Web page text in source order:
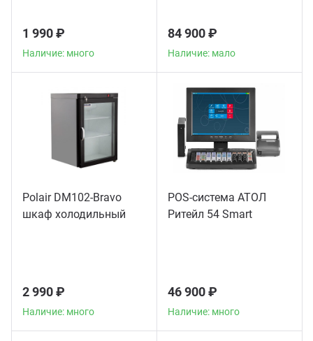
1 990 ₽
Наличие: много
84 900 ₽
Наличие: мало
Polair DM102-Bravo
шкаф холодильный
2 990 ₽
Наличие: много
POS-система АТОЛ
Ритейл 54 Smart
46 900 ₽
Наличие: много